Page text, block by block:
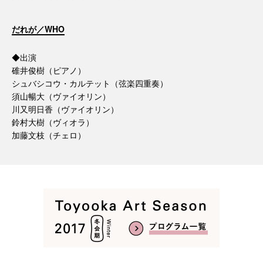
だれが／WHO
◆出演
碓井俊樹（ピアノ）
シュバシコウ・カルテット（弦楽四重奏）
須山暢大（ヴァイオリン）
川又明日香（ヴァイオリン）
鈴村大樹（ヴィオラ）
加藤文枝（チェロ）